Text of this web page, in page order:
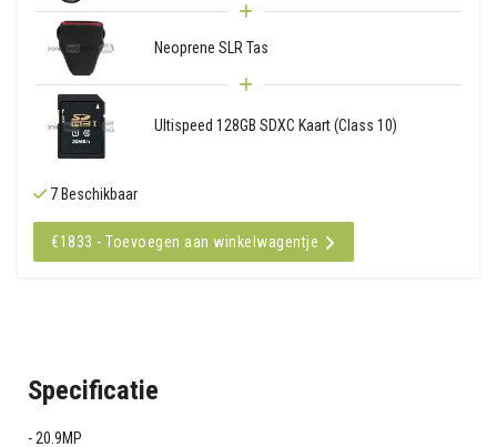
Neoprene SLR Tas
Ultispeed 128GB SDXC Kaart (Class 10)
7 Beschikbaar
€1833 - Toevoegen aan winkelwagentje
Specificatie
20.9MP